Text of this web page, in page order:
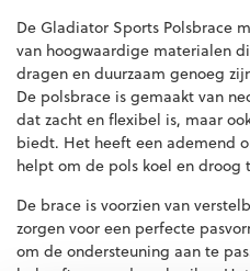
De Gladiator Sports Polsbrace
van hoogwaardige materialen
dragen en duurzaam genoeg
De polsbrace is gemaakt van
dat zacht en flexibel is, maar
biedt. Het heeft een ademend
helpt om de pols koel en droog
De brace is voorzien van
zorgen voor een perfecte
om de ondersteuning aan te